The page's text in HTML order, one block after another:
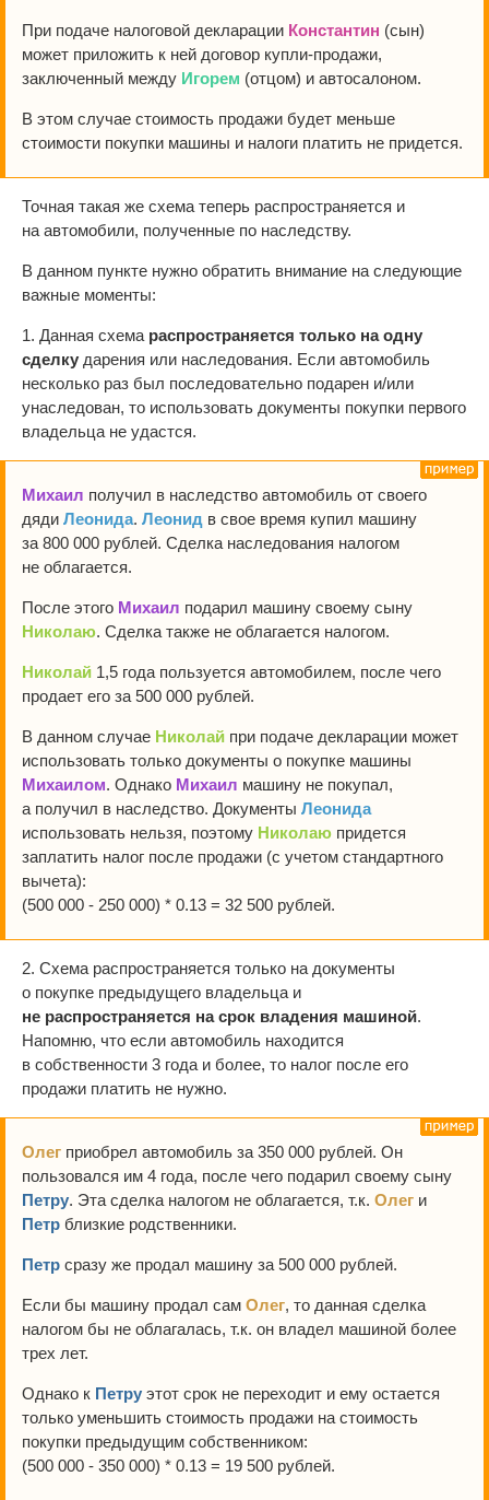
При подаче налоговой декларации Константин (сын)
может приложить к ней договор купли-продажи,
заключенный между Игорем (отцом) и автосалоном.
В этом случае стоимость продажи будет меньше
стоимости покупки машины и налоги платить не придется.
Точная такая же схема теперь распространяется и
на автомобили, полученные по наследству.
В данном пункте нужно обратить внимание на следующие
важные моменты:
1. Данная схема распространяется только на одну
сделку дарения или наследования. Если автомобиль
несколько раз был последовательно подарен и/или
унаследован, то использовать документы покупки первого
владельца не удастся.
Михаил получил в наследство автомобиль от своего
дяди Леонида. Леонид в свое время купил машину
за 800 000 рублей. Сделка наследования налогом
не облагается.
После этого Михаил подарил машину своему сыну
Николаю. Сделка также не облагается налогом.
Николай 1,5 года пользуется автомобилем, после чего
продает его за 500 000 рублей.
В данном случае Николай при подаче декларации может
использовать только документы о покупке машины
Михаилом. Однако Михаил машину не покупал,
а получил в наследство. Документы Леонида
использовать нельзя, поэтому Николаю придется
заплатить налог после продажи (с учетом стандартного
вычета):
(500 000 - 250 000) * 0.13 = 32 500 рублей.
2. Схема распространяется только на документы
о покупке предыдущего владельца и
не распространяется на срок владения машиной.
Напомню, что если автомобиль находится
в собственности 3 года и более, то налог после его
продажи платить не нужно.
Олег приобрел автомобиль за 350 000 рублей. Он
пользовался им 4 года, после чего подарил своему сыну
Петру. Эта сделка налогом не облагается, т.к. Олег и
Петр близкие родственники.
Петр сразу же продал машину за 500 000 рублей.
Если бы машину продал сам Олег, то данная сделка
налогом бы не облагалась, т.к. он владел машиной более
трех лет.
Однако к Петру этот срок не переходит и ему остается
только уменьшить стоимость продажи на стоимость
покупки предыдущим собственником:
(500 000 - 350 000) * 0.13 = 19 500 рублей.